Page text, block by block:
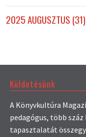
2025 AUGUSZTUS (31)
Küldetésünk
A Könyvkultúra
pedagógus, több száz
tapasztalatát